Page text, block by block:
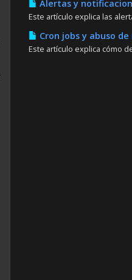
Alertas y
Este artículo explica las
Cron jobs y abuso
Este artículo explica cómo